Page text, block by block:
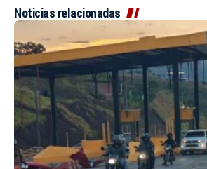
Noticias relacionadas